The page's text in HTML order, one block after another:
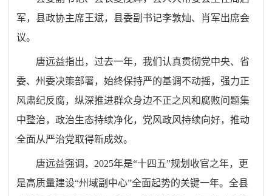
军，县政协主席王斌，县委副书记李敦灿、肖军出席会
议。
唐远益指出，过去一年，我们认真贯彻党中央、省
委、州委决策部署，始终保持严的基调不动摇，强力正
风肃纪反腐，纵深推进群众身边不正之风和腐败问题集
中整治，政治生态持续净化，党风政风持续向好，推动
全面从严治党取得新成效。
唐远益强调， 2025年是“十四五”规划收官之年，更
是高质量建设“州域副中心”全面起势的关键一年。全县